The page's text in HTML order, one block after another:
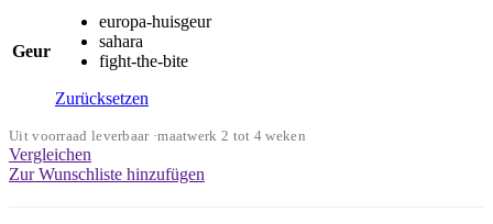
Geur
europa-huisgeur
sahara
fight-the-bite
Zurücksetzen
Vergleichen
Zur Wunschliste hinzufügen